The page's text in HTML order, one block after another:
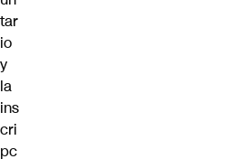
tar
io
y
la
ins
cri
pc